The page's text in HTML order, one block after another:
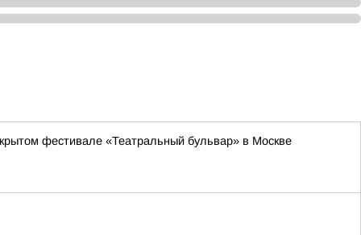
фестивале «Театральный бульвар» в Москве